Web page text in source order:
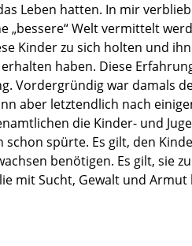
Leben hatten. In mir
Welt vermittelt
Kinder zu sich holten und
haben. Diese
Vordergründig war damals
aber letztendlich nach
die Kinder- und
spürte. Es gilt, den
benötigen. Es gilt, sie
mit Sucht, Gewalt und